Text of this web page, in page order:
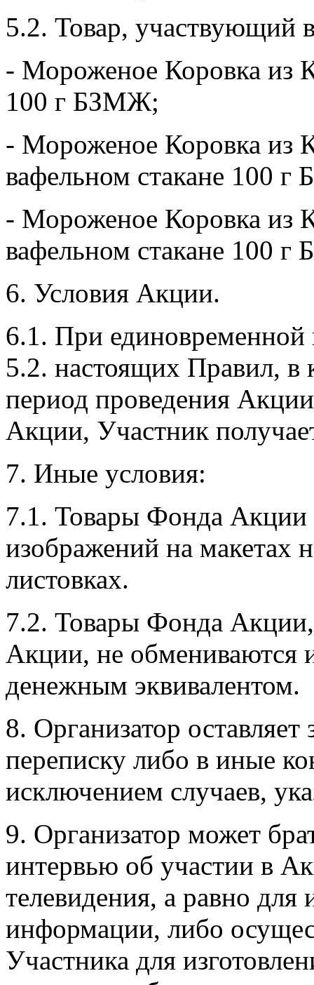
5.2. Товар, участвующий
- Мороженое Коровка из
100 г БЗМЖ;
- Мороженое Коровка из
вафельном стакане 100
- Мороженое Коровка из
вафельном стакане
6. Условия Акции.
6.1. При единовременной
5.2. настоящих Правил, в
период проведения
Акции, Участник
7. Иные условия:
7.1. Товары Фонда Акции
изображений на макетах
листовках.
7.2. Товары Фонда
Акции, не обмениваются
денежным эквивалентом.
8. Организатор оставляет
переписку либо в иные
исключением случаев,
9. Организатор может
интервью об участии в
телевидения, а равно для
информации, либо
Участника для